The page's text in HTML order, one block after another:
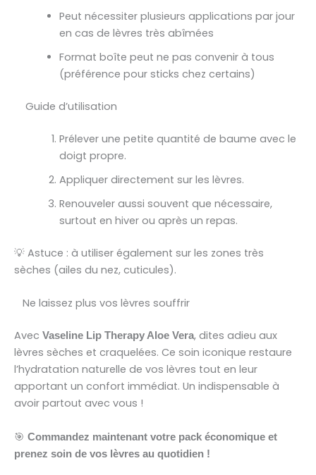
Peut nécessiter plusieurs applications par jour
en cas de lèvres très abîmées
Format boîte peut ne pas convenir à tous
(préférence pour sticks chez certains)
Guide d’utilisation
Prélever une petite quantité de baume avec le
doigt propre.
Appliquer directement sur les lèvres.
Renouveler aussi souvent que nécessaire,
surtout en hiver ou après un repas.
💡 Astuce : à utiliser également sur les zones très
sèches (ailes du nez, cuticules).
Ne laissez plus vos lèvres souffrir
Avec Vaseline Lip Therapy Aloe Vera, dites adieu aux
lèvres sèches et craquelées. Ce soin iconique restaure
l’hydratation naturelle de vos lèvres tout en leur
apportant un confort immédiat. Un indispensable à
avoir partout avec vous !
🎯 Commandez maintenant votre pack économique et
prenez soin de vos lèvres au quotidien !